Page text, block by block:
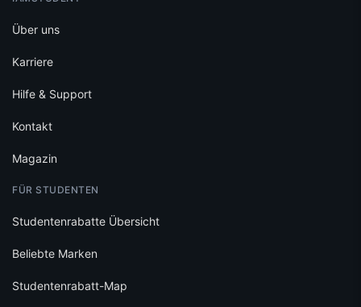
Über uns
Karriere
Hilfe & Support
Kontakt
Magazin
FÜR STUDENTEN
Studentenrabatte Übersicht
Beliebte Marken
Studentenrabatt-Map